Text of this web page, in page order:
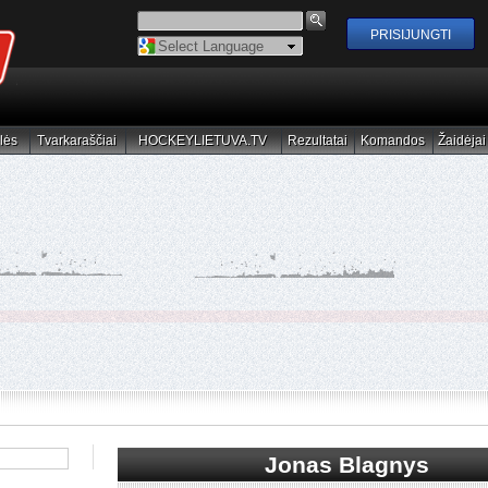
Powered by
Tvarkaraščiai
Tvarkaraščiai HOCKEYLIETUVA.TV
HOCKEYLIETUVA.TV Rezultatai
Rezultatai Komandos
Komandos Žaidėjai
Žaidėjai
Jonas Blagnys